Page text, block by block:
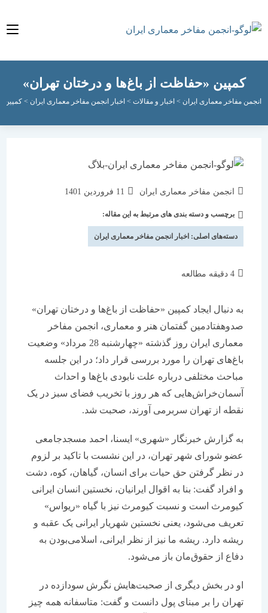
«حفاظت از باغ‌ها و درختان تهران»
مفاخر معماری ایران > اخبار و مقالات>اخبار انجمن مفاخر معماری ایران > کمپین «حفاظت
انجمن مفاخر معماری ایران
نوشته
شده
است:
11 فروردین 1401
برچسب و دسته بندی های مرتبط به این مقاله:
دسته‌های اصلی:اخبار انجمن مفاخر معماری ایران
به دنبال ایجاد کمپین «حفاظت از باغ‌ها و درختان تهران»
صدوهفتادمین گفتمان هنر و معماری، انجمن مفاخر
معماری ایران روز گذشته «چهارشنبه 28 مرداد» وضعیت
باغ‌های تهران را مورد بررسی قرار داد؛ در این جلسه
مباحث مختلفی درباره علت نابودی باغ‌ها و احداث
آسمان‌خراش‌هایی که هر روز با تخریب فضای سبز در یک
نقطه از تهران سربرمی آورند، صحبت شد.
به گزارش خبرنگار «شهری» ایسنا، احمد مسجد‌جامعی
عضو شورای شهر تهران، در این نشست با تاکید بر لزوم
در نظر گرفتن حق حیات برای انسان، گیاهان، کوه، دشت
و افراد گفت: بنا به اقوال ایرانیان، نخستین انسان ایرانی
کیومرث است و نسبت کیومرث نیز با گیاه «ریواس»
تعریف می‌شود، یعنی نخستین شهریار ایرانی یک عقبه و
ریشه دارد. ریشه ما نیز از نظر ایرانی، اسلامی‌بودن به
دفاع از حقوق‌مان باز می‌شود.
او در بخش دیگری از صحبت‌هایش نگرش سودازده در
تهران را بر مبنای پول دانست و گفت: متاسفانه همه چیز